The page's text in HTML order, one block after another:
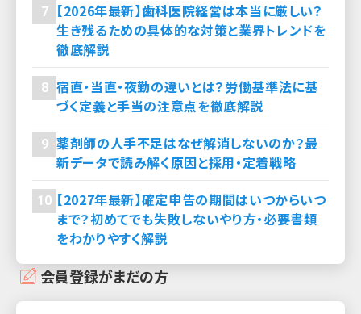
7
【2026年最新】歯科医院経営は本当に厳しい？
生き残るための具体的な対策と業界トレンドを
徹底解説
8 宿直・当直・夜勤の違いとは？労働基準法に基
づく定義と手当の注意点を徹底解説
9 薬剤師の人手不足はなぜ解消しないのか？最
新データで読み解く原因と採用・定着戦略
10 【2027年最新】確定申告の期間はいつからいつ
まで？初めてでも失敗しないやり方・必要書類
をわかりやすく解説
会員登録がまだの方